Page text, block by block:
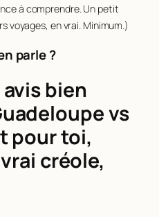
à comprendre. Un petit
voyages, en vrai. Minimum.)
parle ?
bien
vs
pour toi,
créole,